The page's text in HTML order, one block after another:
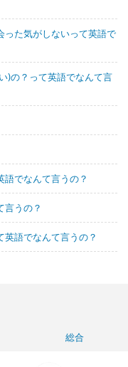
った気がしないって英語で
)の？って英語でなんて言
でなんて言うの？
言うの？
語でなんて言うの？
総合